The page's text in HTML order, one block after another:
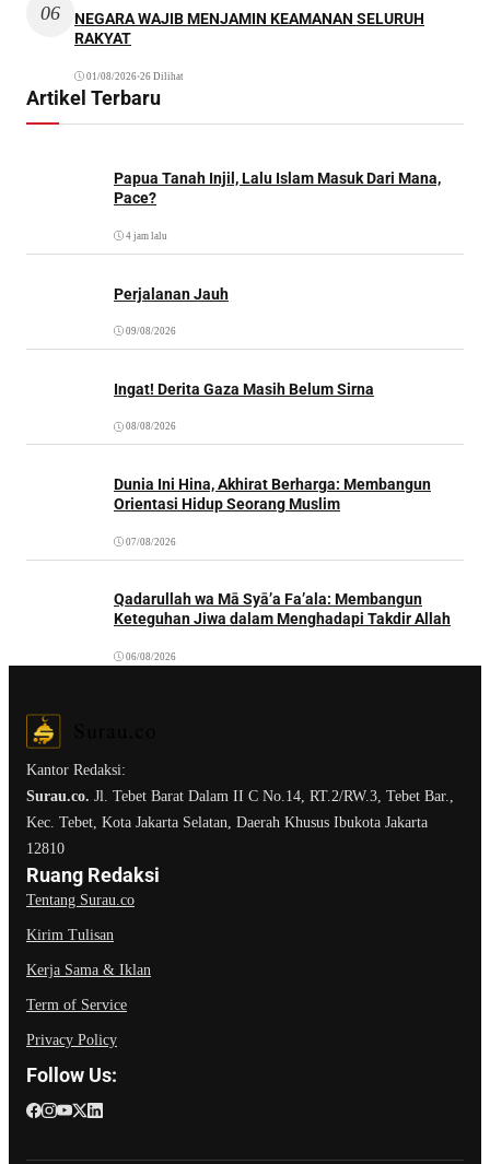
06
NEGARA WAJIB MENJAMIN KEAMANAN SELURUH
RAKYAT
01/08/2026•26 Dilihat
Artikel Terbaru
Papua Tanah Injil, Lalu Islam Masuk Dari Mana,
Pace?
4 jam lalu
Perjalanan Jauh
09/08/2026
Ingat! Derita Gaza Masih Belum Sirna
08/08/2026
Dunia Ini Hina, Akhirat Berharga: Membangun
Orientasi Hidup Seorang Muslim
07/08/2026
Qadarullah wa Mā Syā’a Fa’ala: Membangun
Keteguhan Jiwa dalam Menghadapi Takdir Allah
06/08/2026
Kantor Redaksi:
Surau.co. Jl. Tebet Barat Dalam II C No.14, RT.2/RW.3, Tebet Bar.,
Kec. Tebet, Kota Jakarta Selatan, Daerah Khusus Ibukota Jakarta
12810
Ruang Redaksi
Tentang Surau.co
Kirim Tulisan
Kerja Sama & Iklan
Term of Service
Privacy Policy
Follow Us: